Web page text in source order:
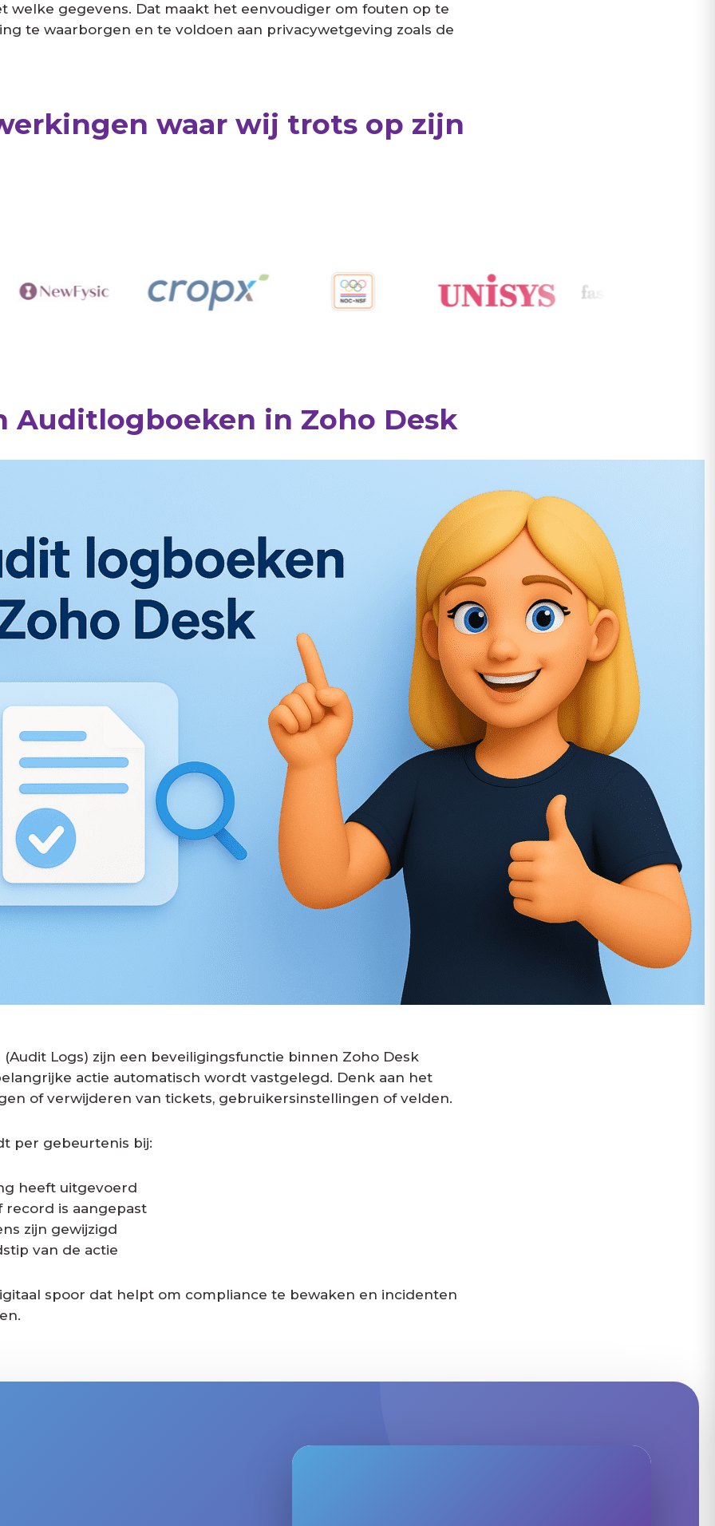
welke gegevens. Dat maakt het eenvoudiger om fouten op te
te waarborgen en te voldoen aan privacywetgeving zoals de
waar wij trots op zijn
Auditlogboeken in Zoho Desk
Logs) zijn een beveiligingsfunctie binnen Zoho Desk
actie automatisch wordt vastgelegd. Denk aan het
of verwijderen van tickets, gebruikersinstellingen of velden.
per gebeurtenis bij:
heeft uitgevoerd
record is aangepast
zijn gewijzigd
van de actie
spoor dat helpt om compliance te bewaken en incidenten
Raymond Hewitt
een gratis adviesgesprek
Gemiddelde beoordeling: 4.9/5